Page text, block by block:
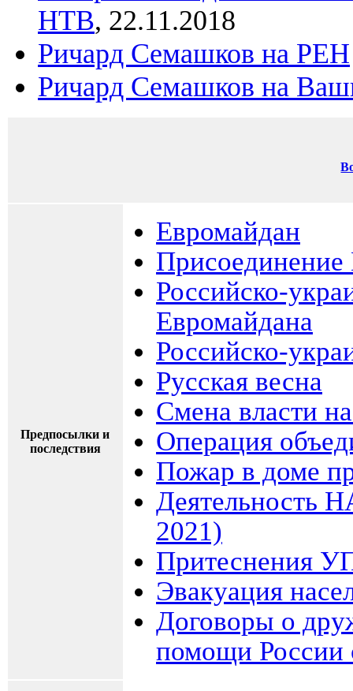
НТВ, 22.11.2018
Ричард Семашков на РЕН
Ричард Семашков на
Предпосылки и
последствия
Евромайдан
Российско-
Евромайдана
Российско-
Русская весна
Смена власти
Операция
Пожар в доме
Деятельность
2021)
Притеснения
Эвакуация
Договоры о
помощи